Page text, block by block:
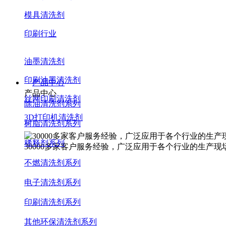
模具清洗剂
印刷行业
油墨清洗剂
印刷油墨清洗剂
丝网印刷清洗剂
3D打印机清洗剂
30000多家客户服务经验，广泛应用于各个行业的生产现
产品中心
产品中心
除油清洗剂系列
树脂清洗剂系列
稀释剂系列
不燃清洗剂系列
电子清洗剂系列
印刷清洗剂系列
其他环保清洗剂系列